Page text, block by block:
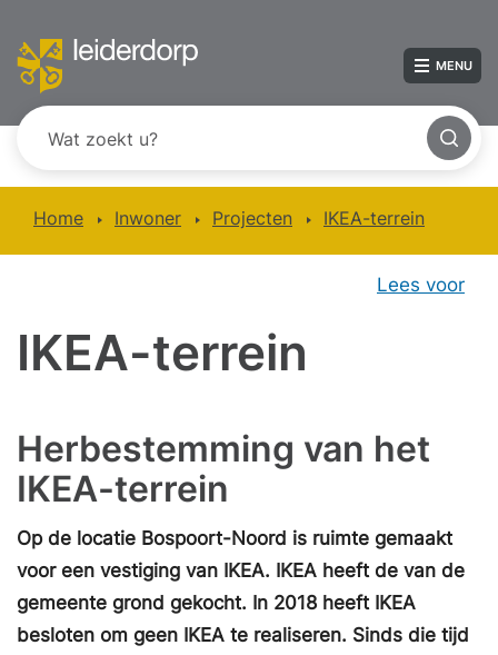
MENU
Home Inwoner Projecten IKEA-terrein
Lees voor
IKEA-terrein
Herbestemming van het
IKEA-terrein
Op de locatie Bospoort-Noord is ruimte gemaakt
voor een vestiging van IKEA. IKEA heeft de van de
gemeente grond gekocht. In 2018 heeft IKEA
besloten om geen IKEA te realiseren. Sinds die tijd